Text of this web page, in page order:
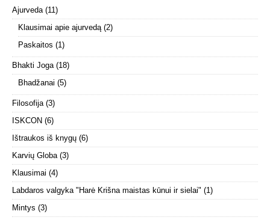
Ajurveda(11)
Klausimai apie ajurvedą(2)
Paskaitos (1)
Bhakti Joga(18)
Bhadžanai (5)
Filosofija(3)
ISKCON (6)
Ištraukos iš knygų (6)
Karvių Globa(3)
Klausimai (4)
Labdaros valgyka "Harė Krišna maistas kūnui ir sielai" (1)
Mintys (3)